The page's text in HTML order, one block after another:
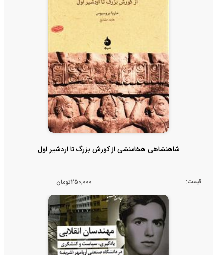
شاهنشاهی هخامنشی از کورش بزرگ تا اردشیر اول
قیمت: 250,000تومان